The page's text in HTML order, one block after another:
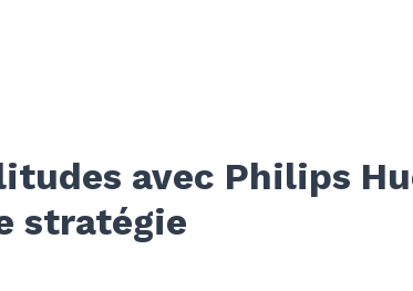
avec Philips
stratégie